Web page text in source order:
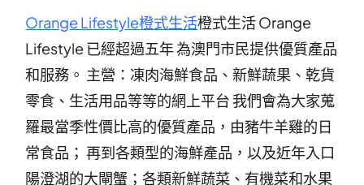
Orange Lifestyle橙式生活橙式生活 Orange
Lifestyle 已經超過五年 為澳門市民提供優質產品
和服務。 主營：凍肉海鮮食品、新鮮蔬果、乾貨
零食、生活用品等等的網上平台 我們會為大家蒐
羅最當季性價比高的優質產品，由豬牛羊雞的日
常食品； 再到各類型的海鮮產品，以及近年入口
陽澄湖的大閘蟹；各類新鮮蔬菜、有機菜和水果